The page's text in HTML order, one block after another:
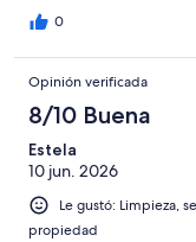
0
Opinión verificada
8/10 Buena
Estela
10 jun. 2026
Le gustó: Limpieza,
propiedad